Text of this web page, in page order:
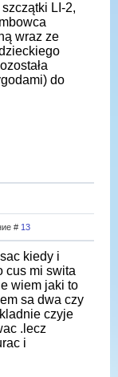
LI-2,
wraz ze
do
# 13
kiedy i
cus mi swita
wiem jaki to
sa dwa czy
czyje
.lecz
i